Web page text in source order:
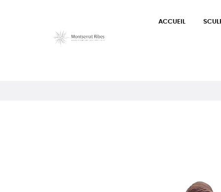
ACCUEIL